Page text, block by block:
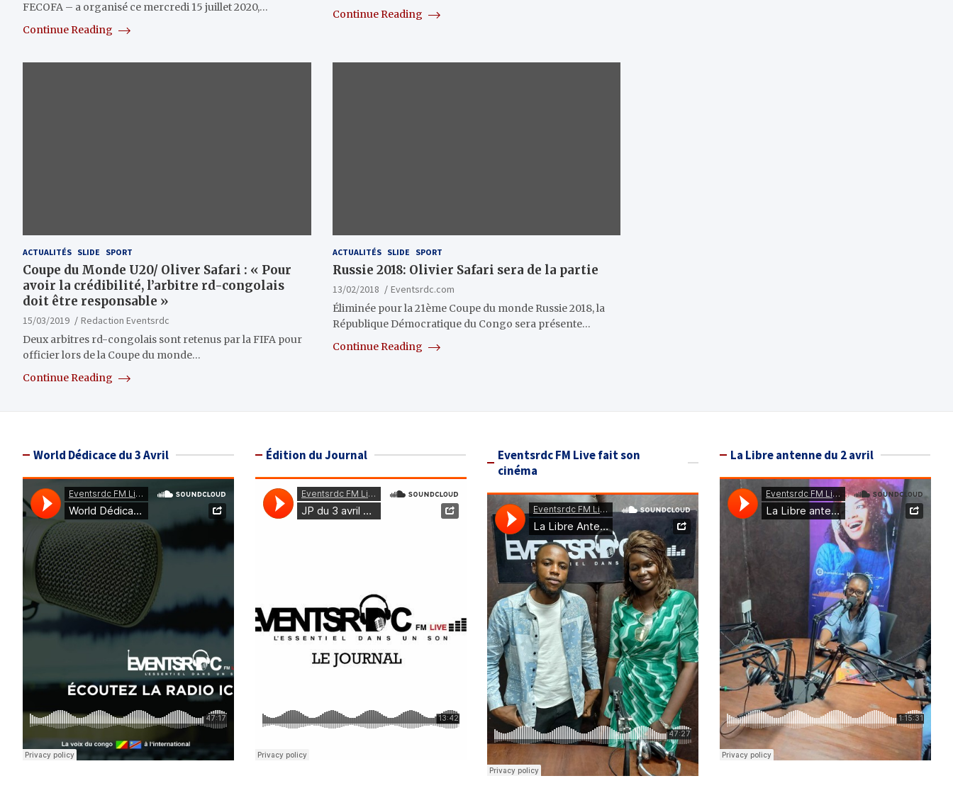
FECOFA – a organisé ce mercredi 15 juillet 2020,…
Continue Reading
Continue Reading
ACTUALITÉS SLIDE SPORT
Coupe du Monde U20/ Oliver Safari : « Pour
avoir la crédibilité, l’arbitre rd-congolais
doit être responsable »
15/03/2019
Redaction Eventsrdc
Deux arbitres rd-congolais sont retenus par la FIFA pour
officier lors de la Coupe du monde…
Continue Reading
ACTUALITÉS SLIDE SPORT
Russie 2018: Olivier Safari sera de la partie
13/02/2018
Eventsrdc.com
Éliminée pour la 21ème Coupe du monde Russie 2018, la
République Démocratique du Congo sera présente…
Continue Reading
World Dédicace du 3 Avril Édition du Journal
Eventsrdc FM Live fait son
cinéma
La Libre antenne du 2 avril